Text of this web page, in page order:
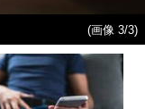
(画像 3/3)